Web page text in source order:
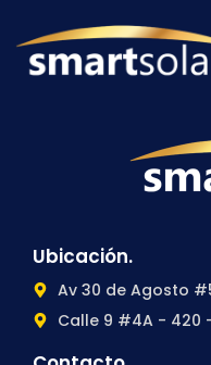
Ubicación.
Av 30 de Agosto
Calle 9 #4A - 420